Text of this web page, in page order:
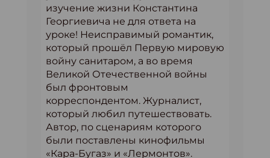
изучение жизни Константина
Георгиевича не для ответа на
уроке! Неисправимый романтик,
который прошёл Первую мировую
войну санитаром, а во время
Великой Отечественной войны
был фронтовым
корреспондентом. Журналист,
который любил путешествовать.
Автор, по сценариям которого
были поставлены кинофильмы
«Кара-Бугаз» и «Лермонтов».